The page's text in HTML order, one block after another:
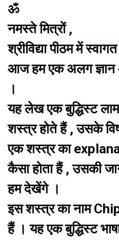
ॐ
नमस्ते मित्रों ,
श्रीविद्या पीठम में
आज हम एक अलग
।
यह लेख एक बुद्धिस्ट
शस्त्र होते हैं , उसके
एक शस्त्र का
कैसा होता हैं , उसकी
हम देखेंगे ।
इस शस्त्र का नाम
हैं । यह एक बुद्धिस्ट